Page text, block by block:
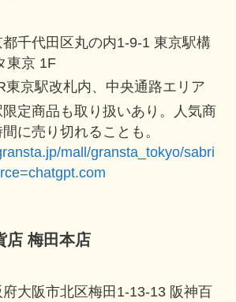
千代田区丸の内1-9-1 東京駅構
東京 1F
東京駅改札内、中央通路エリア
定商品も取り扱いあり。人気商
に売り切れることも。
mall/gransta_tokyo/sabri
店 梅田本店
大阪市北区梅田1-13-13 阪神百